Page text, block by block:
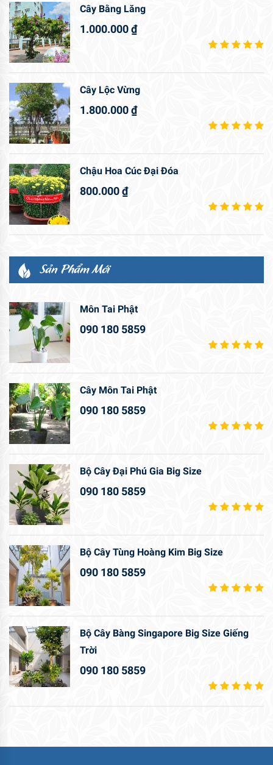
Cây Bằng Lăng
1.000.000₫
Cây Lộc Vừng
1.800.000₫
Chậu Hoa Cúc Đại Đóa
800.000₫
Sản Phẩm Mới
Môn Tai Phật
090 180 5859
Cây Môn Tai Phật
090 180 5859
Bộ Cây Đại Phú Gia Big Size
090 180 5859
Bộ Cây Tùng Hoàng Kim Big Size
090 180 5859
Bộ Cây Bàng Singapore Big Size Giếng
Trời
090 180 5859